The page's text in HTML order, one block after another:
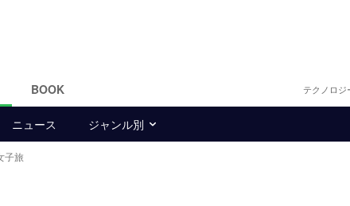
BOOK テクノロジ
ニュース ジャンル別
子旅